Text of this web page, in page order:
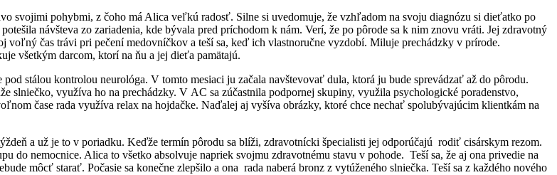
svojimi pohybmi, z čoho má Alica veľkú radosť. Silne si uvedomuje, že vzhľadom na svoju diagnózu si dieťatko po
návšteva zo zariadenia, kde bývala pred príchodom k nám. Verí, že po pôrode sa k nim znovu vráti. Jej zdravotný
voľný čas trávi pri pečení medovníčkov a teší sa, keď ich vlastnoručne vyzdobí. Miluje prechádzky v prírode.
všetkým darcom, ktorí na ňu a jej dieťa pamätajú.
stálou kontrolou neurológa. V tomto mesiaci ju začala navštevovať dula, ktorá ju bude sprevádzať až do pôrodu.
slniečko, využíva ho na prechádzky. V AC sa zúčastnila podpornej skupiny, využila psychologické poradenstvo,
čase rada využíva relax na hojdačke. Naďalej aj vyšíva obrázky, ktoré chce nechať spolubývajúcim klientkám na
a už je to v poriadku. Keďže termín pôrodu sa blíži, zdravotnícki špecialisti jej odporúčajú rodiť cisárskym rezom.
do nemocnice. Alica to všetko absolvuje napriek svojmu zdravotnému stavu v pohode. Teší sa, že aj ona privedie na
môcť starať. Počasie sa konečne zlepšilo a ona rada naberá bronz z vytúženého slniečka. Teší sa z každého nového